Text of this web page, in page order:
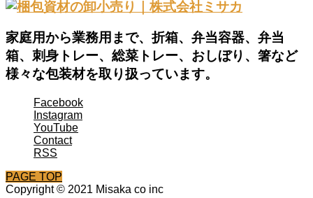
家庭用から業務用まで、折箱、弁当容器、弁当
箱、刺身トレー、総菜トレー、おしぼり、箸など
様々な包装材を取り扱っています。
Facebook
Instagram
YouTube
Contact
RSS
PAGE TOP
Copyright © 2021 Misaka co inc